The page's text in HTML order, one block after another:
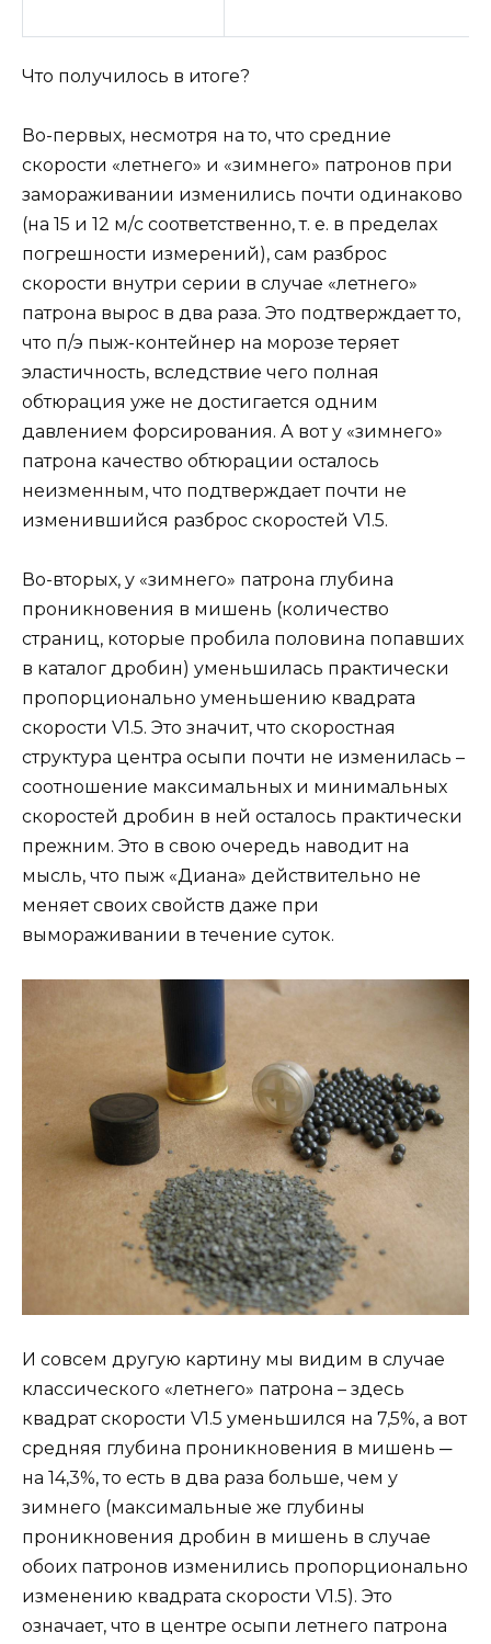
Что получилось в итоге?
Во-первых, несмотря на то, что средние
скорости «летнего» и «зимнего» патронов при
замораживании изменились почти одинаково
(на 15 и 12 м/с соответственно, т. е. в пределах
погрешности измерений), сам разброс
скорости внутри серии в случае «летнего»
патрона вырос в два раза. Это подтверждает то,
что п/э пыж-контейнер на морозе теряет
эластичность, вследствие чего полная
обтюрация уже не достигается одним
давлением форсирования. А вот у «зимнего»
патрона качество обтюрации осталось
неизменным, что подтверждает почти не
изменившийся разброс скоростей V1.5.
Во-вторых, у «зимнего» патрона глубина
проникновения в мишень (количество
страниц, которые пробила половина попавших
в каталог дробин) уменьшилась практически
пропорционально уменьшению квадрата
скорости V1.5. Это значит, что скоростная
структура центра осыпи почти не изменилась –
соотношение максимальных и минимальных
скоростей дробин в ней осталось практически
прежним. Это в свою очередь наводит на
мысль, что пыж «Диана» действительно не
меняет своих свойств даже при
вымораживании в течение суток.
И совсем другую картину мы видим в случае
классического «летнего» патрона – здесь
квадрат скорости V1.5 уменьшился на 7,5%, а вот
средняя глубина проникновения в мишень ─
на 14,3%, то есть в два раза больше, чем у
зимнего (максимальные же глубины
проникновения дробин в мишень в случае
обоих патронов изменились пропорционально
изменению квадрата скорости V1.5). Это
означает, что в центре осыпи летнего патрона